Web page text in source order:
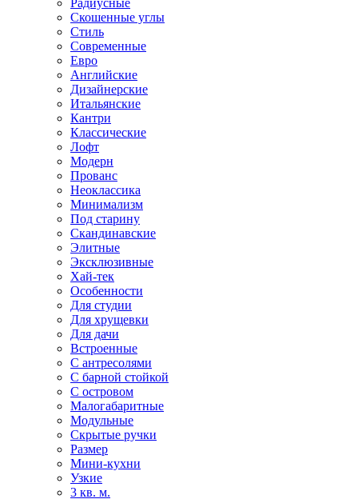
Радиусные
Скошенные углы
Стиль
Современные
Евро
Английские
Дизайнерские
Итальянские
Кантри
Классические
Лофт
Модерн
Прованс
Неоклассика
Минимализм
Под старину
Скандинавские
Элитные
Эксклюзивные
Хай-тек
Особенности
Для студии
Для хрущевки
Для дачи
Встроенные
С антресолями
С барной стойкой
С островом
Малогабаритные
Модульные
Скрытые ручки
Размер
Мини-кухни
Узкие
3 кв. м.